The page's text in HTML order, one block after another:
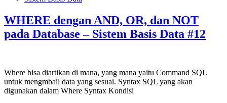
WHERE dengan AND, OR, dan NOT
pada Database – Sistem Basis Data #12
Where bisa diartikan di mana, yang mana yaitu Command SQL
untuk mengmbail data yang sesuai. Syntax SQL yang akan
digunakan dalam Where Syntax Kondisi